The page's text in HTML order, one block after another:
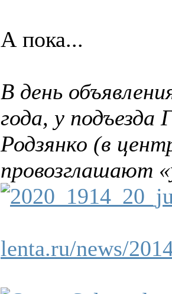
А пока...
В день
года, у
Родзянко (в
провозглашают
lenta.ru/news/